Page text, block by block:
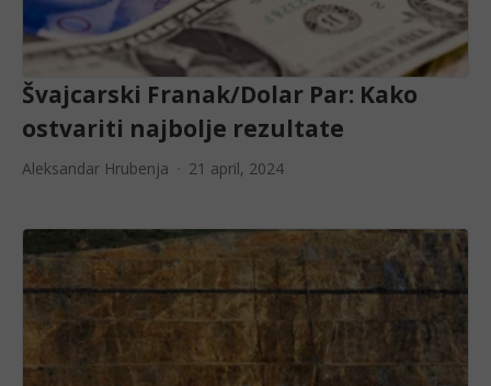
Švajcarski Franak/Dolar Par: Kako
ostvariti najbolje rezultate
Aleksandar Hrubenja 21 april, 2024